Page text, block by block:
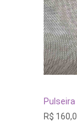
tem
R$